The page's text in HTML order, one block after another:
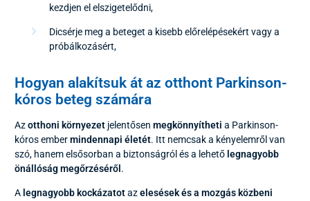
kezdjen el elszigetelődni,
Dicsérje meg a beteget a kisebb előrelépésekért vagy a
próbálkozásért,
Hogyan alakítsuk át az otthont Parkinson-
kóros beteg számára
Azotthoni környezet jelentősen megkönnyítheti a Parkinson-
kóros embermindennapi életét. Itt nemcsak a kényelemről van
szó, hanem elsősorban a biztonságról és a lehető legnagyobb
önállóság megőrzéséről .
A legnagyobb kockázatotazelesések és a mozgás közbeni